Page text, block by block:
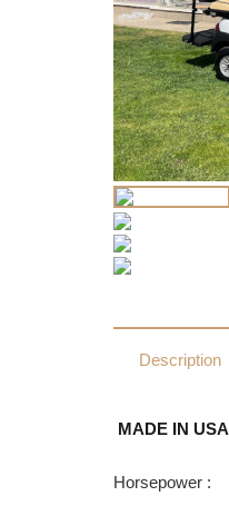
Description
MADE IN USA
Horsepower :